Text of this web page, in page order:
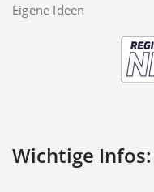
Eigene Ideen
Wichtige Infos: